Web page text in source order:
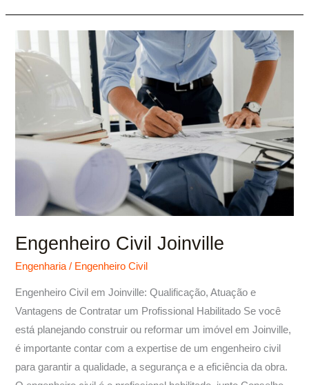
Engenheiro Civil Joinville
Engenharia / Engenheiro Civil
Engenheiro Civil em Joinville: Qualificação, Atuação e
Vantagens de Contratar um Profissional Habilitado Se você
está planejando construir ou reformar um imóvel em Joinville,
é importante contar com a expertise de um engenheiro civil
para garantir a qualidade, a segurança e a eficiência da obra.
Civil
Joinville